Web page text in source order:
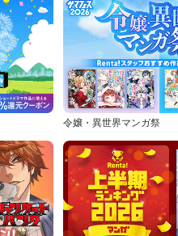
令嬢・異世界マンガ祭